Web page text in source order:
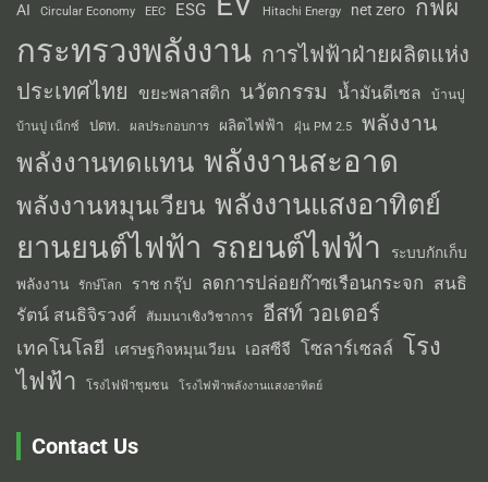
AI Circular Economy EEC ESG Hitachi Energy net zero กฟผ
กระทรวงพลังงาน การไฟฟ้าฝ่ายผลิตแห่ง
ประเทศไทย
ขยะพลาสติก นวัตกรรม น้ำมันดีเซล บ้านปู
บ้านปู เน็กซ์ ปตท. ผลประกอบการ ผลิตไฟฟ้า ฝุ่น PM 2.5 พลังงาน
พลังงานทดแทน พลังงานสะอาด
พลังงานหมุนเวียน พลังงานแสงอาทิตย์
ยานยนต์ไฟฟ้า รถยนต์ไฟฟ้า
ระบบกักเก็บ
พลังงาน
รักษ์โลก ราช กรุ๊ป ลดการปล่อยก๊าซเรือนกระจก สนธิ
รัตน์ สนธิจิรวงศ์
สัมมนาเชิงวิชาการ อีสท์ วอเตอร์
เทคโนโลยี เศรษฐกิจหมุนเวียน เอสซีจี โซลาร์เซลล์ โรง
ไฟฟ้า
โรงไฟฟ้าชุมชน โรงไฟฟ้าพลังงานแสงอาทิตย์
Contact Us